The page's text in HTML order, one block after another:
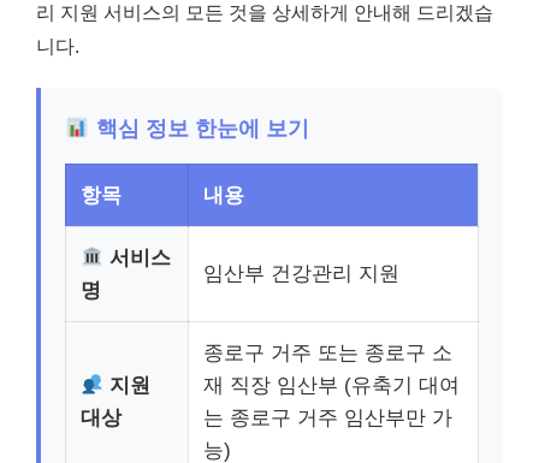
리 지원 서비스의 모든 것을 상세하게 안내해 드리겠습
니다.
핵심 정보 한눈에 보기
항목 내용
서비스
명
임산부 건강관리 지원
지원
대상
종로구 거주 또는 종로구 소
재 직장 임산부 (유축기 대여
는 종로구 거주 임산부만 가
능)